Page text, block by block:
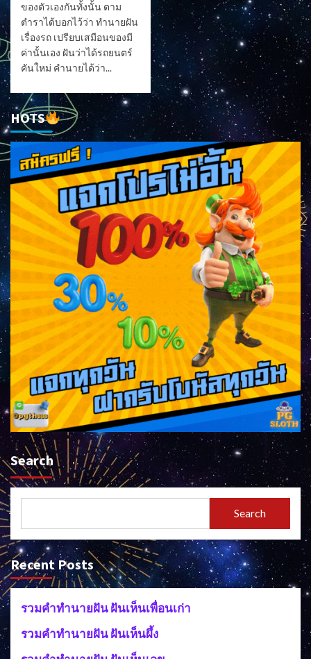
ของตัวเองกันทั้งนั้น ตาม
ตำราได้บอกไว้ว่า ทำนายฝัน
เรื่องรถ เปรียบเสมือนของมี
ค่านั้นเอง ฝันว่าได้รถยนตร์
คันใหม่ คำนายได้ว่า...
HOTS
Search
Search
Recent Posts
รวมคำทำนายฝัน ฝันเห็นเพื่อนเก่า
รวมคำทำนายฝัน ฝันเห็นผึ้ง